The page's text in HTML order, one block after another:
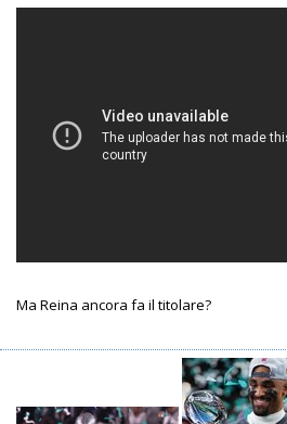
Ma Reina ancora fa il titolare?